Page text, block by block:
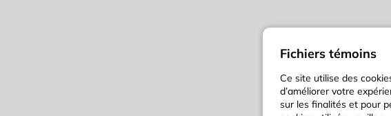
Fichiers témoins
Ce site utilise des
d’améliorer votre
sur les finalités et pour